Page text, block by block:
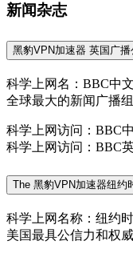
新闻杂志
黑豹VPN加速器 英国广播
科学上网名：BBC中
全球最大的新闻广播
科学上网访问：BBC
科学上网访问：BBC
The 黑豹VPN加速器纽约
科学上网名称：纽约
美国最具公信力和权